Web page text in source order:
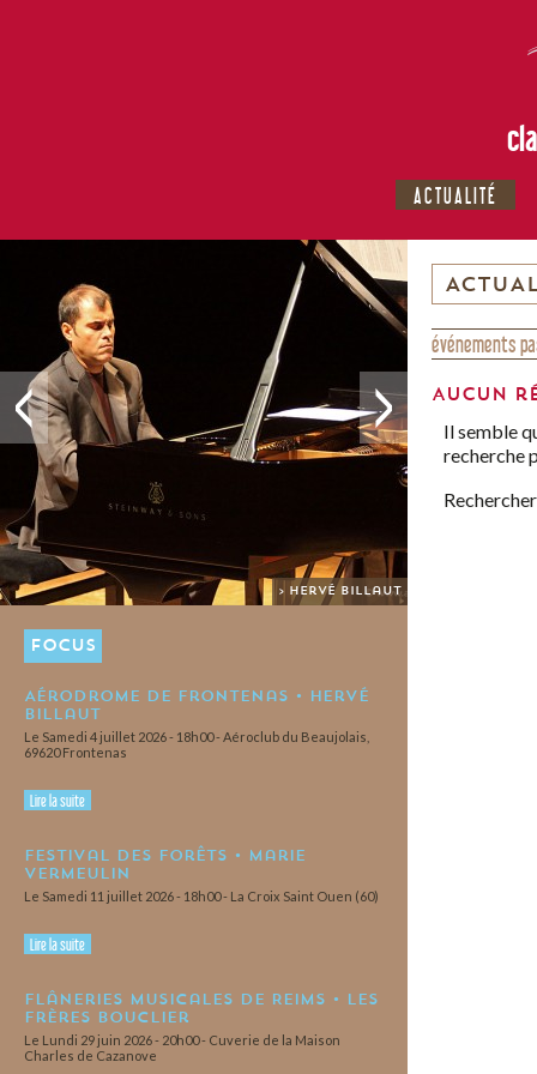
ACTUALITÉ
> Hervé Billaut
FOCUS
Aérodrome de Frontenas • Hervé
Billaut
Le Samedi 4 juillet 2026 - 18h00 - Aéroclub du Beaujolais,
69620 Frontenas
Lire la suite
Festival des Forêts • Marie
Vermeulin
Le Samedi 11 juillet 2026 - 18h00 - La Croix Saint Ouen (60)
Lire la suite
Flâneries Musicales de Reims • Les
Frères Bouclier
Le Lundi 29 juin 2026 - 20h00 - Cuverie de la Maison
Charles de Cazanove
événements
Aucun
Il semble
recherche